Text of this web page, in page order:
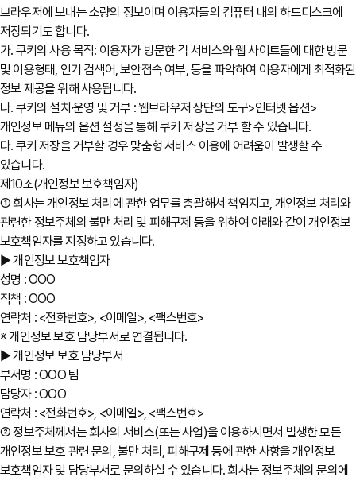
브라우저에 보내는 소량의 정보이며 이용자들의 컴퓨터 내의 하드디스크에
저장되기도 합니다.
가. 쿠키의 사용 목적: 이용자가 방문한 각 서비스와 웹 사이트들에 대한 방문
및 이용형태, 인기 검색어, 보안접속 여부, 등을 파악하여 이용자에게 최적화된
정보 제공을 위해 사용됩니다.
나. 쿠키의 설치∙운영 및 거부 : 웹브라우저 상단의 도구>인터넷 옵션>
개인정보 메뉴의 옵션 설정을 통해 쿠키 저장을 거부 할 수 있습니다.
다. 쿠키 저장을 거부할 경우 맞춤형 서비스 이용에 어려움이 발생할 수
있습니다.
제10조(개인정보 보호책임자)
① 회사는 개인정보 처리에 관한 업무를 총괄해서 책임지고, 개인정보 처리와
관련한 정보주체의 불만 처리 및 피해구제 등을 위하여 아래와 같이 개인정보
보호책임자를 지정하고 있습니다.
▶ 개인정보 보호책임자
성명 : OOO
직책 : OOO
연락처 : <전화번호>, <이메일>, <팩스번호>
※ 개인정보 보호 담당부서로 연결됩니다.
▶ 개인정보 보호 담당부서
부서명 : OOO 팀
담당자 : OOO
연락처 : <전화번호>, <이메일>, <팩스번호>
② 정보주체께서는 회사의 서비스(또는 사업)을 이용하시면서 발생한 모든
개인정보 보호 관련 문의, 불만 처리, 피해구제 등에 관한 사항을 개인정보
보호책임자 및 담당부서로 문의하실 수 있습니다. 회사는 정보주체의 문의에